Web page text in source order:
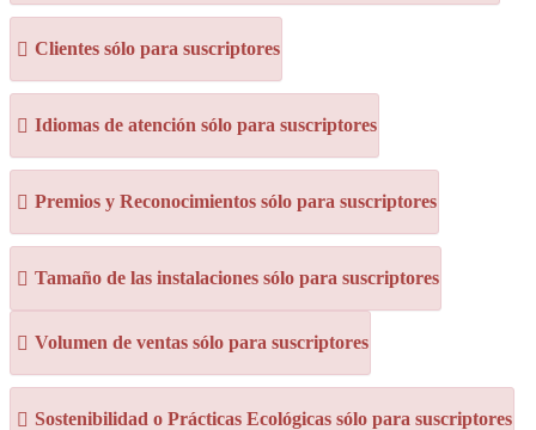
Clientes sólo para suscriptores
Idiomas de atención sólo para suscriptores
Premios y Reconocimientos sólo para suscriptores
Tamaño de las instalaciones sólo para suscriptores
Volumen de ventas sólo para suscriptores
Sostenibilidad o Prácticas Ecológicas sólo para suscriptores